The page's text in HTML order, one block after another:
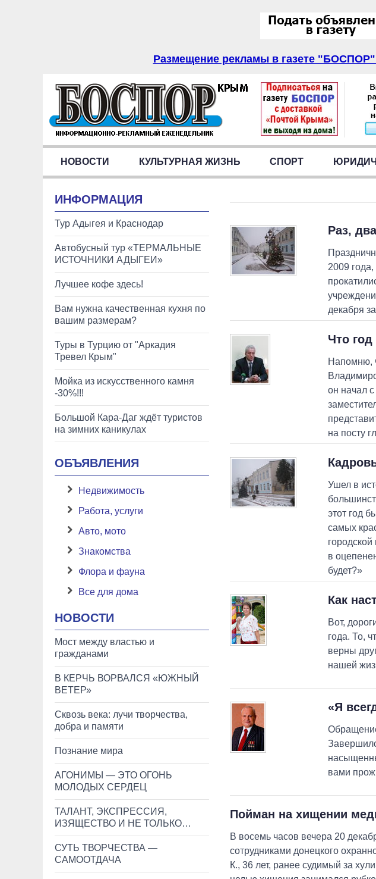
Размещение рекламы в газете
НОВОСТИ КУЛЬТУРНАЯ ЖИЗНЬ СПОРТ
ИНФОРМАЦИЯ
Тур Адыгея и Краснодар
Автобусный тур «ТЕРМАЛЬНЫЕ
ИСТОЧНИКИ АДЫГЕИ»
Лучшее кофе здесь!
Вам нужна качественная кухня по
вашим размерам?
Туры в Турцию от "Аркадия
Тревел Крым"
Мойка из искусственного камня
-30%!!!
Большой Кара-Даг ждёт туристов
на зимних каникулах
ОБЪЯВЛЕНИЯ
Недвижимость
Работа, услуги
Авто, мото
Знакомства
Флора и фауна
Все для дома
НОВОСТИ
Мост между властью и
гражданами
В КЕРЧЬ ВОРВАЛСЯ «ЮЖНЫЙ
ВЕТЕР»
Сквозь века: лучи творчества,
добра и памяти
Познание мира
АГОНИМЫ — ЭТО ОГОНЬ
МОЛОДЫХ СЕРДЕЦ
ТАЛАНТ, ЭКСПРЕССИЯ,
ИЗЯЩЕСТВО И НЕ ТОЛЬКО…
СУТЬ ТВОРЧЕСТВА —
САМООТДАЧА
Раз,
2009
декабря
Что
Напомню,
он начал
на посту
Ушел в
этот год
самых
в
будет?»
Как
Вот,
года. То,
верны
нашей
«Я
вами
Пойман на хищении
В восемь часов вечера 20
сотрудниками донецкого
К., 36 лет, ранее судимый за